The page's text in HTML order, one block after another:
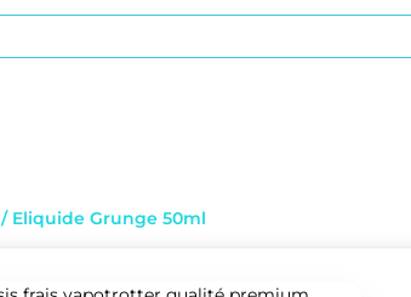
/ Eliquide Grunge 50ml